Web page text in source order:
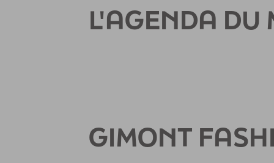
L'AGENDA DU
GIMONT